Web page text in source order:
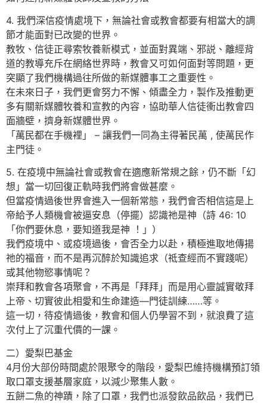
4. 我們深信疫情處境下，無論社會或教會都要有相當大的調
節才能面對已改變的世界。
教牧、信徒正尋索牧養新模式，並面對異端、邪説、離經背
道的教導充斥在網絡世界時，教會又可如何面對等問題，更
突顯了我們機構過往所做的新媒體事工之重要性。
在未來日子，我們更會努力不懈、傾盡全力，製作及推動更
多有關新媒體牧養和宣教的內容，協助華人信徒衝出教會四
面牆壁，擠身新媒體世界。
「萬民都在手機裡」 – 讓我們一同為主得著民萬 , 使萬民作
主門徒。
5. 在疫境中無論社會或教會在適應新常規之餘，仍不斷「幻
想」當一切回復正軌時我們將會做甚麼。
但當疫情過後世界會進入一個新常態，我們會否相信這是上
帝給予人類機會被逼安息（停擺）認識祂是神（詩 46: 10
「你們要休息，要知道我是神 ！」）
我們疫境中、或疫境過後，會否全力以赴，積極進取地傳揚
祂的福音，而不是再沉醉於知識追求（祗查經而不實踐呢）
或其他物慾事情呢？
崇拜和教會各項聚會，不再是「拜拜」而是用心靈誠實敬拜
上帝、切實彼此相愛和生命建造—門徒訓練……等。
這一切，待疫情過後，教會和個人仍學習不到，就浪費了這
次付上了沉重代價的一課。
二）愛梨巴基金
4月份大部份時間處於限聚令的階段，愛梨巴維持機構預訂領
取口罩支援基層家庭，以減少聚集人數。
五餅二魚的神蹟，除了口罩，我們也派發飲品飲品，我們已